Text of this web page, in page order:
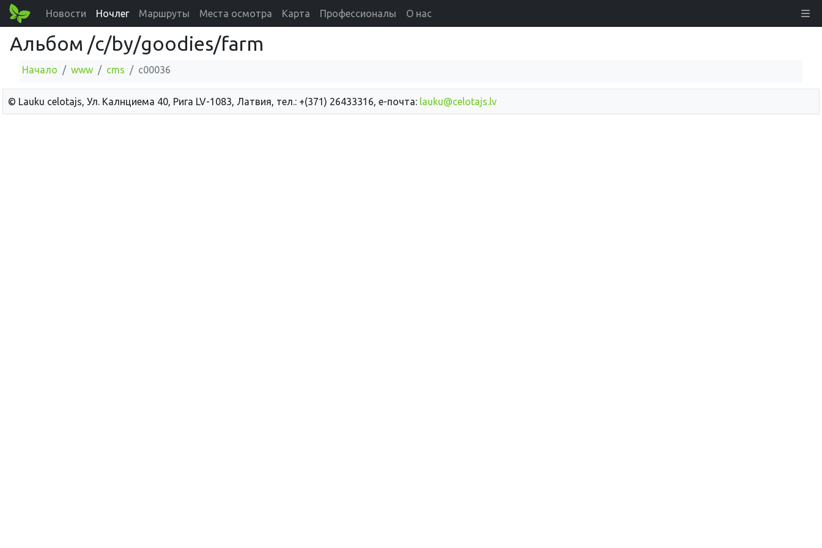
Новости Ночлег Маршруты Места осмотра Карта Профессионалы О нас
Альбом /c/by/goodies/farm
Начало www cms c00036
© Lauku сelotajs, Ул. Калнциема 40, Рига LV-1083, Латвия, тел.: +(371) 26433316, е-почта: lauku@celotajs.lv